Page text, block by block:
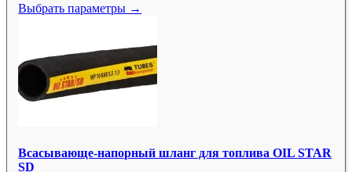
Выбрать параметры →
Всасывающе-напорный шланг для топлива OIL STAR
SD